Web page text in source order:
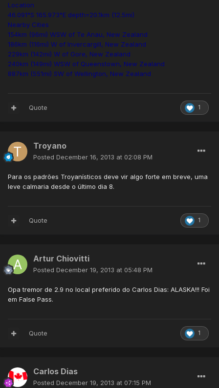
Location
46.091°S 165.973°E depth=20.1km (12.5mi)
Nearby Cities
154km (96mi) WSW of Te Anau, New Zealand
186km (116mi) W of Invercargill, New Zealand
229km (142mi) W of Gore, New Zealand
240km (149mi) WSW of Queenstown, New Zealand
887km (551mi) SW of Wellington, New Zealand
1
Quote
Troyano
Posted December 16, 2013 at 02:08 PM
Para os padrões Troyanísticos deve vir algo forte em breve, uma
leve calmaria desde o último dia 8.
1
Quote
Artur Chiovitti
Posted December 19, 2013 at 05:48 PM
Opa tremor de 2.9 no local preferido do Carlos Dias: ALASKA!!! Foi
em False Pass.
1
Quote
Carlos Dias
Posted December 19, 2013 at 07:15 PM